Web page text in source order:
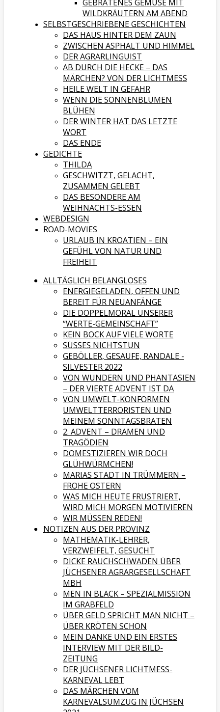
GEBRATENES GEMÜSE MIT
WILDKRÄUTERN AM ABEND
SELBSTGESCHRIEBENE GESCHICHTEN
DAS HAUS HINTER DEM ZAUN
ZWISCHEN ASPHALT UND HIMMEL
DER AGRARLINGUIST
AB DURCH DIE HECKE – DAS
MÄRCHEN? VON DER LICHTMESS
HEILE WELT IN GEFAHR
WENN DIE SONNENBLUMEN
BLÜHEN
DER WINTER HAT DAS LETZTE
WORT
DAS ENDE
GEDICHTE
THILDA
GESCHWITZT, GELACHT,
ZUSAMMEN GELEBT
DAS BESONDERE AM
WEIHNACHTS-ESSEN
WEBDESIGN
ROAD-MOVIES
URLAUB IN KROATIEN – EIN
GEFÜHL VON NATUR UND
FREIHEIT
ALLTÄGLICH BELANGLOSES
ENERGIEGELADEN, OFFEN UND
BEREIT FÜR NEUANFÄNGE
DIE DOPPELMORAL UNSERER
“WERTE-GEMEINSCHAFT”
KEIN BOCK AUF VIELE WORTE
SÜSSES NICHTSTUN
GEBÖLLER, GESAUFE, RANDALE -
SILVESTER 2022
VON WUNDERN UND PHANTASIEN
– DER VIERTE ADVENT IST DA
VON UMWELT-KONFORMEN
UMWELTTERRORISTEN UND
MEINEM SONNTAGSBRATEN
2. ADVENT – DRAMEN UND
TRAGÖDIEN
DOMESTIZIEREN WIR DOCH
GLÜHWÜRMCHEN!
MARIAS STADT IN TRÜMMERN –
FROHE OSTERN
WAS MICH HEUTE FRUSTRIERT,
WIRD MICH MORGEN MOTIVIEREN
WIR MÜSSEN REDEN!
NOTIZEN AUS DER PROVINZ
MATHEMATIK-LEHRER,
VERZWEIFELT, GESUCHT
DICKE RAUCHSCHWADEN ÜBER
JÜCHSENER AGRARGESELLSCHAFT
MBH
MEN IN BLACK – SPEZIALMISSION
IM GRABFELD
ÜBER GELD SPRICHT MAN NICHT –
ÜBER KRÖTEN SCHON
MEIN DANKE UND EIN ERSTES
INTERVIEW MIT DER BILD-
ZEITUNG
DER JÜCHSENER LICHTMESS-
KARNEVAL LEBT
DAS MÄRCHEN VOM
KARNEVALSUMZUG IN JÜCHSEN